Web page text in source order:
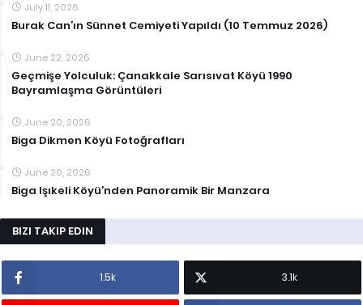
July 11, 2026
Burak Can’ın Sünnet Cemiyeti Yapıldı (10 Temmuz 2026)
June 22, 2026
Geçmişe Yolculuk: Çanakkale Sarısıvat Köyü 1990
Bayramlaşma Görüntüleri
June 20, 2026
Biga Dikmen Köyü Fotoğrafları
June 20, 2026
Biga Işıkeli Köyü’nden Panoramik Bir Manzara
BIZI TAKIP EDIN
1.5k 3.1k